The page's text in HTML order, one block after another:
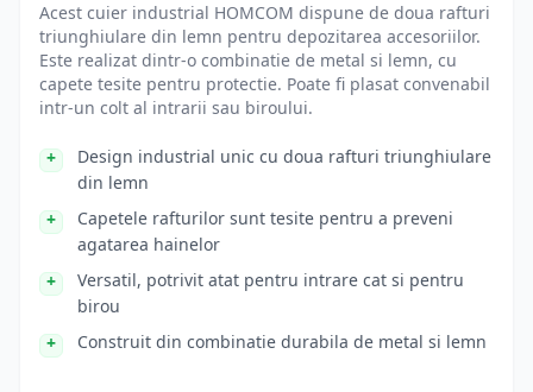
Acest cuier industrial HOMCOM dispune de doua rafturi
triunghiulare din lemn pentru depozitarea accesoriilor.
Este realizat dintr-o combinatie de metal si lemn, cu
capete tesite pentru protectie. Poate fi plasat convenabil
intr-un colt al intrarii sau biroului.
Design industrial unic cu doua rafturi triunghiulare
din lemn
Capetele rafturilor sunt tesite pentru a preveni
agatarea hainelor
Versatil, potrivit atat pentru intrare cat si pentru
birou
Construit din combinatie durabila de metal si lemn